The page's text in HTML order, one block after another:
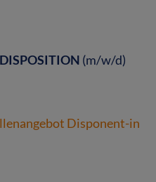
(m/w/d)
Disponent-in